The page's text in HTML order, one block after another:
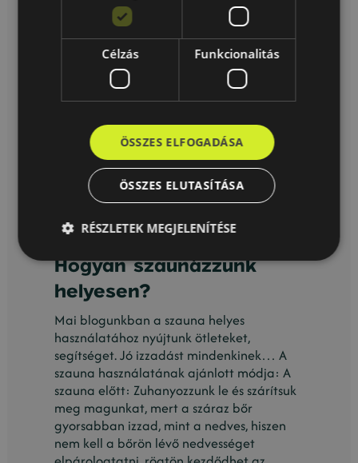
Hogyan szaunázzunk
helyesen?
Mai blogunkban a szauna helyes
használatához nyújtunk ötleteket,
segítséget. Jó izzadást mindenkinek… A
szauna használatának ajánlott módja: A
szauna előtt: Zuhanyozzunk le és szárítsuk
meg magunkat, mert a száraz bőr
gyorsabban izzad, mint a nedves, hiszen
nem kell a bőrön lévő nedvességet
Célzás Funkcionalitás
ÖSSZES ELFOGADÁSA
ÖSSZES ELUTASÍTÁSA
RÉSZLETEK MEGJELENÍTÉSE